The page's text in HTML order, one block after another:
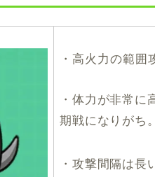
・高火力の範囲
・体力が非常に
期戦になりがち。
・攻撃間隔は長